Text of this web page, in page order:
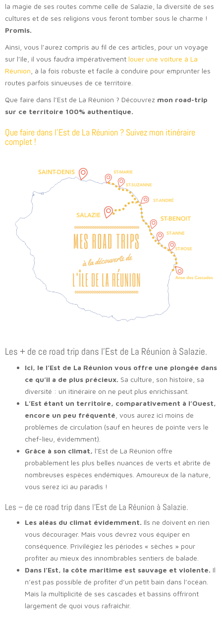
la magie de ses routes comme celle de Salazie, la diversité de ses
cultures et de ses religions vous feront tomber sous le charme !
Promis.
Ainsi, vous l’aurez compris au fil de ces articles, pour un voyage
sur l’île, il vous faudra impérativement louer une voiture à La
Réunion , à la fois robuste et facile à conduire pour emprunter les
routes parfois sinueuses de ce territoire.
Que faire dans l’Est de La Réunion ? Découvrez mon road-trip
sur ce territoire 100% authentique.
Que faire dans l’Est de La Réunion ? Suivez mon itinéraire
complet !
Les + de ce road trip dans l’Est de La Réunion à Salazie.
Ici, le l’Est de La Réunion vous offre une plongée dans
ce qu’il a de plus précieux. Sa culture, son histoire, sa
diversité : un itinéraire on ne peut plus enrichissant.
L’Est étant un territoire, comparativement à l’Ouest,
encore un peu fréquenté , vous aurez ici moins de
problèmes de circulation (sauf en heures de pointe vers le
chef-lieu, évidemment).
Grâce à son climat, l’Est de La Réunion offre
probablement les plus belles nuances de verts et abrite de
nombreuses espèces endémiques. Amoureux de la nature,
vous serez ici au paradis !
Les – de ce road trip dans l’Est de La Réunion à Salazie.
Les aléas du climat évidemment. Ils ne doivent en rien
vous décourager. Mais vous devrez vous équiper en
conséquence. Privilégiez les périodes « sèches » pour
profiter au mieux des innombrables sentiers de balade.
Dans l’Est, la côte maritime est sauvage et violente. Il
n’est pas possible de profiter d’un petit bain dans l’océan.
Mais la multiplicité de ses cascades et bassins offriront
largement de quoi vous rafraîchir.